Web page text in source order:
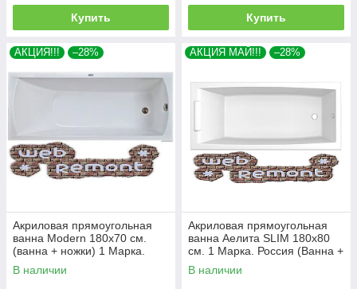
Купить Купить
АКЦИЯ!!! –28%
Акриловая прямоугольная
ванна Modern 180х70 см.
(ванна + ножки) 1 Марка.
Россия
В наличии
АКЦИЯ МАЙ!!! –28%
Акриловая прямоугольная
ванна Аелита SLIM 180х80
см. 1 Марка. Россия (Ванна +
ножки)
В наличии